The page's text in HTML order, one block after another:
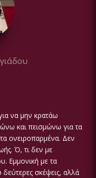
να μην κρατάω
και πεισμώνω για τα
ονειροπαρμένα. Δεν
Ό, τι δεν με
Εμμονική με τα
σκέψεις, αλλά